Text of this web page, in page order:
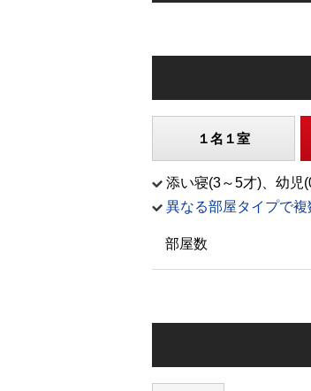
１名１室
添い寝(3～5才)、幼児
異なる部屋タイプで
部屋数